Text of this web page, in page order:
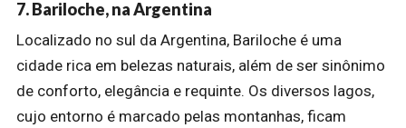
7. Bariloche, na Argentina
Localizado no sul da Argentina, Bariloche é uma
cidade rica em belezas naturais, além de ser sinônimo
de conforto, elegância e requinte. Os diversos lagos,
cujo entorno é marcado pelas montanhas, ficam